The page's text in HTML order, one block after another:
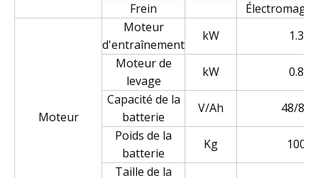
Frein
Moteur
Moteur
d'entraînement
kW
1.3
Moteur de
levage
kW
0.8
Capacité de la
batterie
V/Ah
48/85
Poids de la
batterie
Kg
100
Taille de la